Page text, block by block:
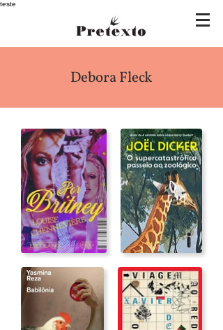
teste
Debora Fleck